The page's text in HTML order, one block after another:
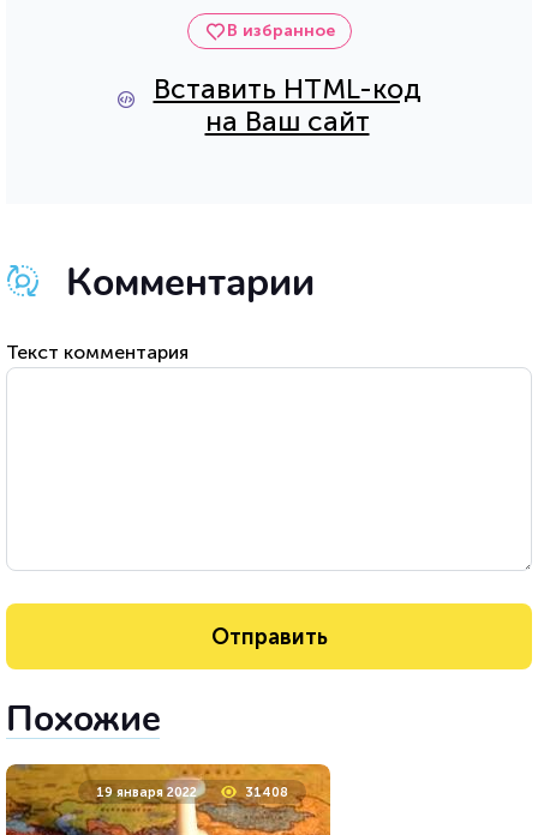
В избранное
Вставить HTML-код
на Ваш сайт
Комментарии
Текст комментария
Похожие
19 января 2022 31408